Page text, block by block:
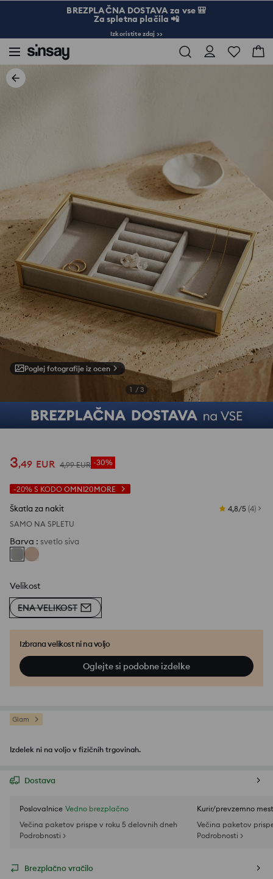
BREZPLAČNA DOSTAVA za vse 🎒
Za spletna plačila 📲
Izkoristite zdaj >>
Poglej fotografije iz ocen
1 / 3
3,49 EUR 4,99 EUR -30%
-20% S KODO OMNI20MORE
Škatla za nakit 4,8/5 (4)
SAMO NA SPLETU
Barva : svetlo siva
Velikost
ENA VELIKOST
Izbrana velikost ni na voljo
Oglejte si podobne izdelke
Glam
Izdelek ni na voljo v fizičnih trgovinah.
Dostava
Poslovalnice Vedno brezplačno
Večina paketov prispe v roku 5 delovnih dneh
Podrobnosti >
Kurir/prevzemno
Večina paketov
Podrobnosti >
Brezplačno vračilo